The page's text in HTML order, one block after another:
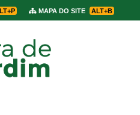
MAPA DO SITE ALT+B